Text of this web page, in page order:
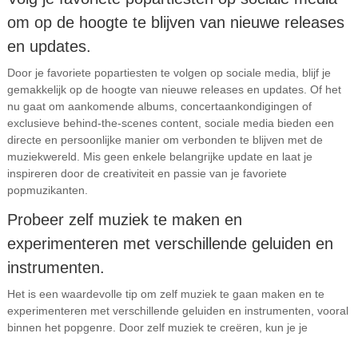
om op de hoogte te blijven van nieuwe releases
en updates.
Door je favoriete popartiesten te volgen op sociale media, blijf je
gemakkelijk op de hoogte van nieuwe releases en updates. Of het
nu gaat om aankomende albums, concertaankondigingen of
exclusieve behind-the-scenes content, sociale media bieden een
directe en persoonlijke manier om verbonden te blijven met de
muziekwereld. Mis geen enkele belangrijke update en laat je
inspireren door de creativiteit en passie van je favoriete
popmuzikanten.
Probeer zelf muziek te maken en
experimenteren met verschillende geluiden en
instrumenten.
Het is een waardevolle tip om zelf muziek te gaan maken en te
experimenteren met verschillende geluiden en instrumenten, vooral
binnen het popgenre. Door zelf muziek te creëren, kun je je